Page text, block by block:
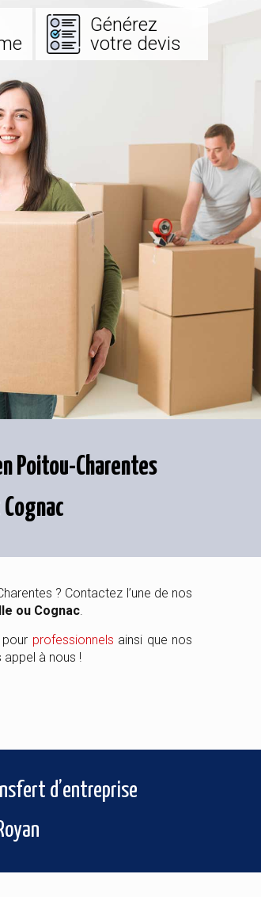
Générez
votre devis
Poitou-Charentes
? Contactez l’une de nos
ou Cognac.
professionnels ainsi que nos
à nous !
d’entreprise